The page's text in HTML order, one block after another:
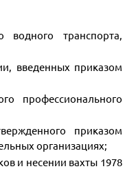
транспорта,
введенных приказом
профессионального
приказом
организациях;
и несении вахты 1978